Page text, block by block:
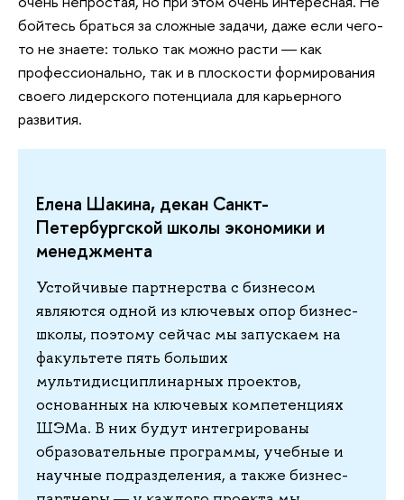
бойтесь браться за сложные задачи, даже если чего-
то не знаете: только так можно расти ― как
профессионально, так и в плоскости формирования
своего лидерского потенциала для карьерного
развития.
Елена Шакина, декан Санкт-
Петербургской школы экономики и
менеджмента
Устойчивые партнерства с бизнесом
являются одной из ключевых опор бизнес-
школы, поэтому сейчас мы запускаем на
факультете пять больших
мультидисциплинарных проектов,
основанных на ключевых компетенциях
ШЭМа. В них будут интегрированы
образовательные программы, учебные и
научные подразделения, а также бизнес-